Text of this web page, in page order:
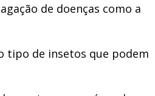
de doenças como a
tipo de insetos que podem